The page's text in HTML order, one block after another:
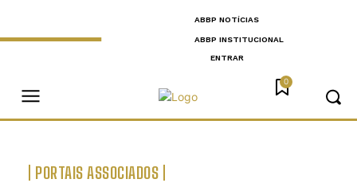
ABBP NOTÍCIAS
ABBP INSTITUCIONAL
ENTRAR
0
PORTAIS ASSOCIADOS